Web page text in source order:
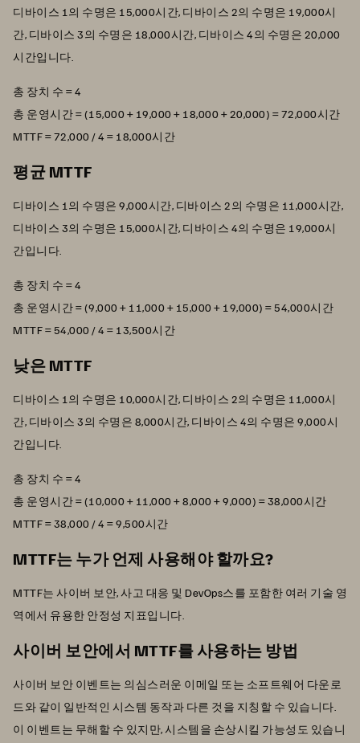
디바이스 1의 수명은 15,000시간, 디바이스 2의 수명은 19,000시
간, 디바이스 3의 수명은 18,000시간, 디바이스 4의 수명은 20,000
시간입니다.
총 장치 수 = 4
총 운영시간 = (15,000 + 19,000 + 18,000 + 20,000) = 72,000시간
MTTF = 72,000 / 4 = 18,000시간
평균 MTTF
디바이스 1의 수명은 9,000시간, 디바이스 2의 수명은 11,000시간,
디바이스 3의 수명은 15,000시간, 디바이스 4의 수명은 19,000시
간입니다.
총 장치 수 = 4
총 운영시간 = (9,000 + 11,000 + 15,000 + 19,000) = 54,000시간
MTTF = 54,000 / 4 = 13,500시간
낮은 MTTF
디바이스 1의 수명은 10,000시간, 디바이스 2의 수명은 11,000시
간, 디바이스 3의 수명은 8,000시간, 디바이스 4의 수명은 9,000시
간입니다.
총 장치 수 = 4
총 운영시간 = (10,000 + 11,000 + 8,000 + 9,000) = 38,000시간
MTTF = 38,000 / 4 = 9,500시간
MTTF는 누가 언제 사용해야 할까요?
MTTF는 사이버 보안, 사고 대응 및 DevOps스를 포함한 여러 기술 영
역에서 유용한 안정성 지표입니다.
사이버 보안에서 MTTF를 사용하는 방법
사이버 보안 이벤트는 의심스러운 이메일 또는 소프트웨어 다운로
드와 같이 일반적인 시스템 동작과 다른 것을 지칭할 수 있습니다.
이 이벤트는 무해할 수 있지만, 시스템을 손상시킬 가능성도 있습니